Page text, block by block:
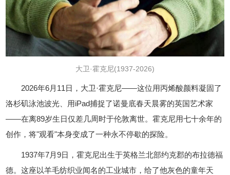
大卫·霍克尼(1937-2026)
2026年6月11日，大卫·霍克尼——这位用丙烯酸颜料凝固了
洛杉矶泳池波光、用iPad捕捉了诺曼底春天晨雾的英国艺术家
——在离89岁生日仅差几周时于伦敦离世。霍克尼用七十余年的
创作，将"观看"本身变成了一种永不停歇的探险。
1937年7月9日，霍克尼出生于英格兰北部约克郡的布拉德福
德。这座以羊毛纺织业闻名的工业城市，给了他灰色的童年天